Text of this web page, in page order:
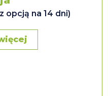
opcją na 14 dni)